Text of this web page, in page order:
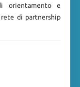
orientamento e
di partnership